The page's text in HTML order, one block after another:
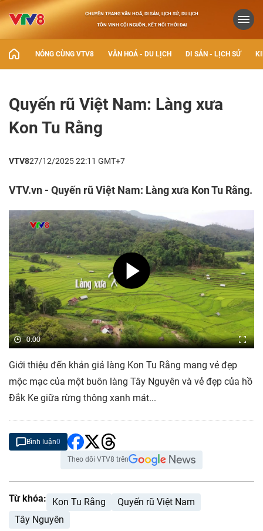
CHUYÊN TRANG VĂN HOÁ, DI SẢN, LỊCH SỬ, DU LỊCH
TÔN VINH CỘI NGUỒN, KẾT NỐI THỜI ĐẠI
NÓNG CÙNG VTV8 VĂN HOÁ - DU LỊCH DI SẢN - LỊCH SỬ
Quyến rũ Việt Nam: Làng xưa
Kon Tu Rằng
VTV827/12/2025 22:11 GMT+7
VTV.vn - Quyến rũ Việt Nam: Làng xưa Kon Tu Rằng.
0:00
Giới thiệu đến khản giả làng Kon Tu Rằng mang vẻ đẹp
mộc mạc của một buôn làng Tây Nguyên và vẻ đẹp của hồ
Đắk Ke giữa rừng thông xanh mát...
Bình luận0
Theo dõi VTV8 trên
Từ khóa: Kon Tu Rằng
Quyến rũ Việt Nam
Tây Nguyên